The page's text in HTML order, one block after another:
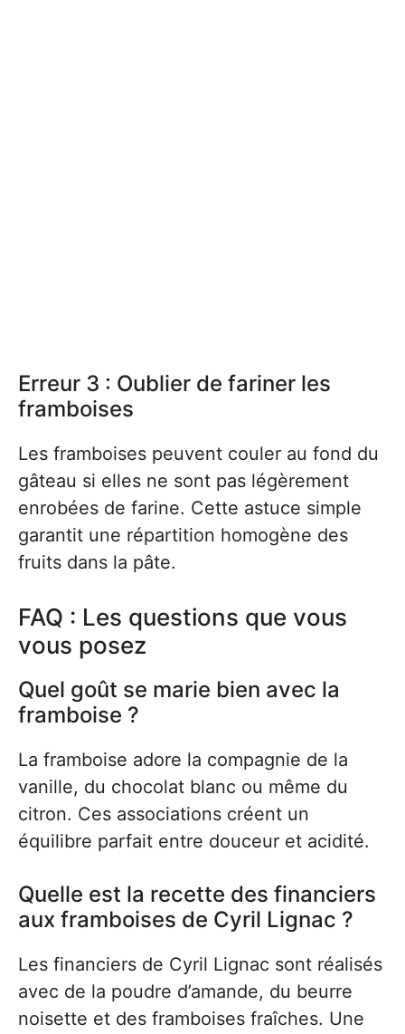
Erreur 3 : Oublier de fariner les
framboises
Les framboises peuvent couler au fond du
gâteau si elles ne sont pas légèrement
enrobées de farine. Cette astuce simple
garantit une répartition homogène des
fruits dans la pâte.
FAQ : Les questions que vous
vous posez
Quel goût se marie bien avec la
framboise ?
La framboise adore la compagnie de la
vanille, du chocolat blanc ou même du
citron. Ces associations créent un
équilibre parfait entre douceur et acidité.
Quelle est la recette des financiers
aux framboises de Cyril Lignac ?
Les financiers de Cyril Lignac sont réalisés
avec de la poudre d’amande, du beurre
noisette et des framboises fraîches. Une